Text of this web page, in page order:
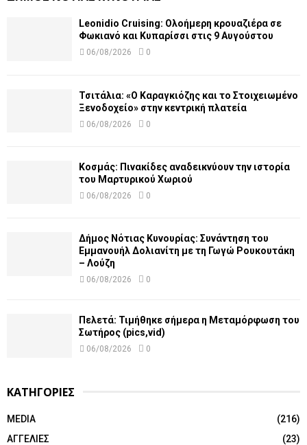
Leonidio Cruising: Ολοήμερη κρουαζιέρα σε
Φωκιανό και Κυπαρίσσι στις 9 Αυγούστου
06/08/2026 0
Τσιτάλια: «Ο Καραγκιόζης και το Στοιχειωμένο
Ξενοδοχείο» στην κεντρική πλατεία
06/08/2026 0
Κοσμάς: Πινακίδες αναδεικνύουν την ιστορία
του Μαρτυρικού Χωριού
06/08/2026 0
Δήμος Νότιας Κυνουρίας: Συνάντηση του
Εμμανουήλ Δολιανίτη με τη Γωγώ Ρουκουτάκη
– Λούζη
06/08/2026 0
Πελετά: Τιμήθηκε σήμερα η Μεταμόρφωση του
Σωτήρος (pics,vid)
06/08/2026 0
ΚΑΤΗΓΟΡΙΕΣ
MEDIA
(216)
ΑΓΓΕΛΙΕΣ
(23)